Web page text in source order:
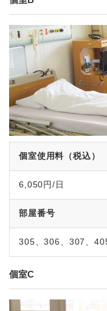
個室使用料（税込）
6,050円/日
部屋番号
305、306、307、
個室C